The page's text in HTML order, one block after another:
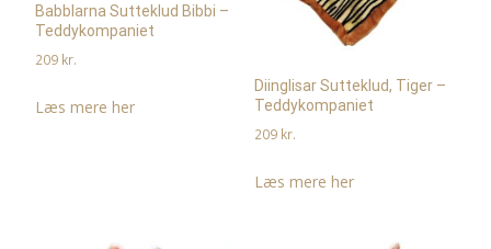
Babblarna Sutteklud Bibbi –
Teddykompaniet
209 kr.
Læs mere her
Diinglisar Sutteklud, Tiger –
Teddykompaniet
209 kr.
Læs mere her